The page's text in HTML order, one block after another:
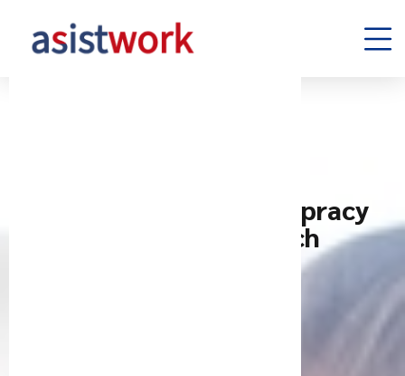
Współpraca z agencją pracy
tymczasowej w czasach